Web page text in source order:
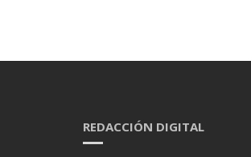
REDACCIÓN DIGITAL